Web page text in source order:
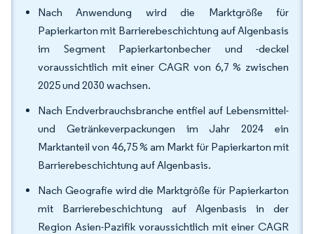
Nach Anwendung wird die Marktgröße für
Papierkarton mit Barrierebeschichtung auf Algenbasis
im Segment Papierkartonbecher und -deckel
voraussichtlich mit einer CAGR von 6,7 % zwischen
2025 und 2030 wachsen.
Nach Endverbrauchsbranche entfiel auf Lebensmittel-
und Getränkeverpackungen im Jahr 2024 ein
Marktanteil von 46,75 % am Markt für Papierkarton mit
Barrierebeschichtung auf Algenbasis.
Nach Geografie wird die Marktgröße für Papierkarton
mit Barrierebeschichtung auf Algenbasis in der
Region Asien-Pazifik voraussichtlich mit einer CAGR